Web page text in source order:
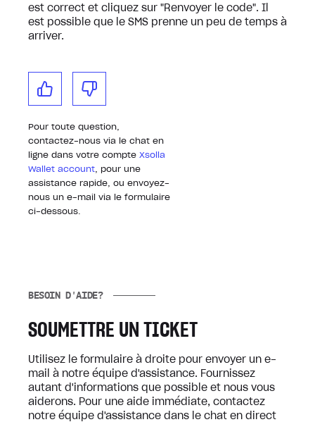
est correct et cliquez sur "Renvoyer le code". Il
est possible que le SMS prenne un peu de temps à
arriver.
Pour toute question,
contactez-nous via le chat en
ligne dans votre compte Xsolla
Wallet account , pour une
assistance rapide, ou envoyez-
nous un e-mail via le formulaire
ci-dessous.
BESOIN D'AIDE?
SOUMETTRE UN TICKET
Utilisez le formulaire à droite pour envoyer un e-
mail à notre équipe d'assistance. Fournissez
autant d'informations que possible et nous vous
aiderons. Pour une aide immédiate, contactez
notre équipe d'assistance dans le chat en direct